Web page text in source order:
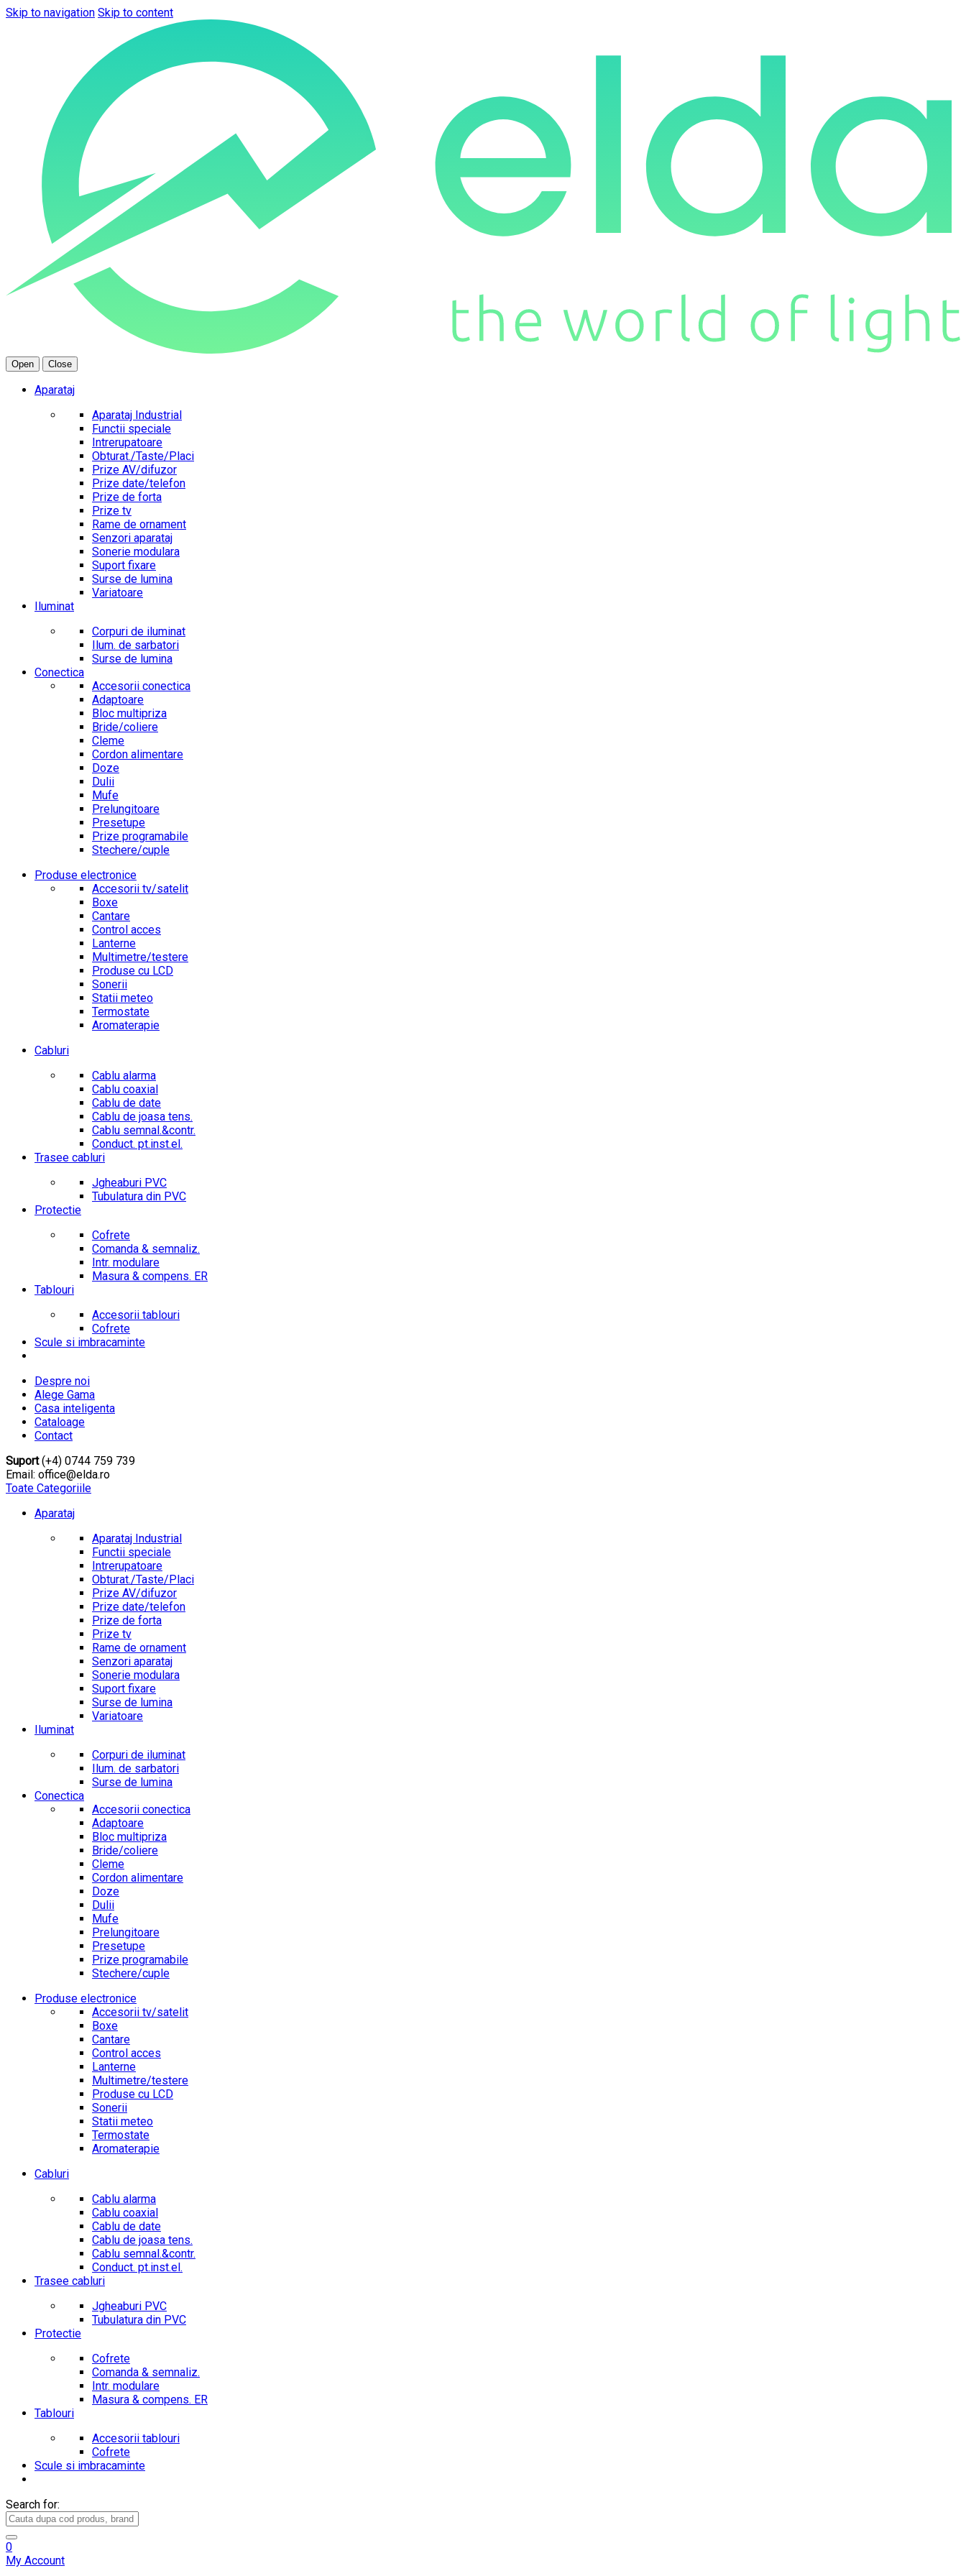
Skip to navigation Skip to content
Open Close
Aparataj
Aparataj Industrial
Functii speciale
Intrerupatoare
Obturat./Taste/Placi
Prize AV/difuzor
Prize date/telefon
Prize de forta
Prize tv
Rame de ornament
Senzori aparataj
Sonerie modulara
Suport fixare
Surse de lumina
Variatoare
Iluminat
Corpuri de iluminat
Ilum. de sarbatori
Surse de lumina
Conectica
Accesorii conectica
Adaptoare
Bloc multipriza
Bride/coliere
Cleme
Cordon alimentare
Doze
Dulii
Mufe
Prelungitoare
Presetupe
Prize programabile
Stechere/cuple
Produse electronice
Accesorii tv/satelit
Boxe
Cantare
Control acces
Lanterne
Multimetre/testere
Produse cu LCD
Sonerii
Statii meteo
Termostate
Aromaterapie
Cabluri
Cablu alarma
Cablu coaxial
Cablu de date
Cablu de joasa tens.
Cablu semnal.&contr.
Conduct. pt.inst.el.
Trasee cabluri
Jgheaburi PVC
Tubulatura din PVC
Protectie
Cofrete
Comanda & semnaliz.
Intr. modulare
Masura & compens. ER
Tablouri
Accesorii tablouri
Cofrete
Scule si imbracaminte
Despre noi
Alege Gama
Casa inteligenta
Cataloage
Contact
Suport(+4) 0744 759 739
Email: office@elda.ro
Toate Categoriile
Aparataj
Aparataj Industrial
Functii speciale
Intrerupatoare
Obturat./Taste/Placi
Prize AV/difuzor
Prize date/telefon
Prize de forta
Prize tv
Rame de ornament
Senzori aparataj
Sonerie modulara
Suport fixare
Surse de lumina
Variatoare
Iluminat
Corpuri de iluminat
Ilum. de sarbatori
Surse de lumina
Conectica
Accesorii conectica
Adaptoare
Bloc multipriza
Bride/coliere
Cleme
Cordon alimentare
Doze
Dulii
Mufe
Prelungitoare
Presetupe
Prize programabile
Stechere/cuple
Produse electronice
Accesorii tv/satelit
Boxe
Cantare
Control acces
Lanterne
Multimetre/testere
Produse cu LCD
Sonerii
Statii meteo
Termostate
Aromaterapie
Cabluri
Cablu alarma
Cablu coaxial
Cablu de date
Cablu de joasa tens.
Cablu semnal.&contr.
Conduct. pt.inst.el.
Trasee cabluri
Jgheaburi PVC
Tubulatura din PVC
Protectie
Cofrete
Comanda & semnaliz.
Intr. modulare
Masura & compens. ER
Tablouri
Accesorii tablouri
Cofrete
Scule si imbracaminte
Search for:
0
My Account